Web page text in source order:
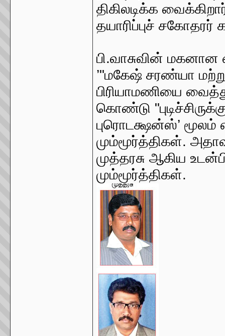
திகிலடிக்க
தயாரிப்புச்
பி.வாசுவின்
’"மகேஷ் சரண்யா
பிரியாமணியை
கொண்டு
புரொடக்ஷன்ஸ்’ மூலம்
மும்மூர்த்திகள்.
முத்தரசு ஆகிய
மும்மூர்த்திகள்.